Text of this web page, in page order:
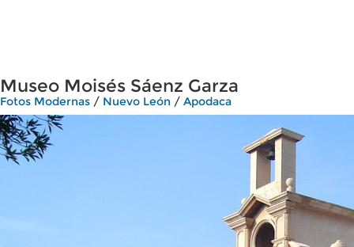
Museo Moisés Sáenz Garza
Fotos Modernas / Nuevo León / Apodaca